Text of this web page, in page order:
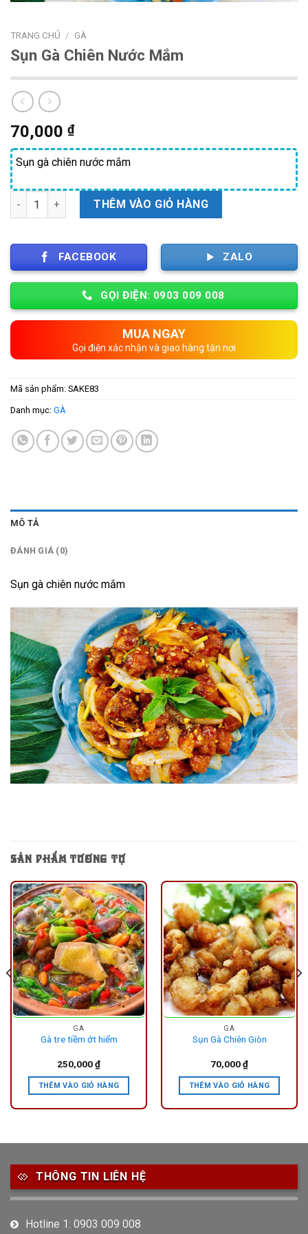
TRANG CHỦ / GÀ
Sụn Gà Chiên Nước Mắm
70,000 ₫
Sụn gà chiên nước mắm
Số lượng THÊM VÀO GIỎ HÀNG
FACEBOOK ZALO
GỌI ĐIỆN: 0903 009 008
MUA NGAY
Gọi điện xác nhận và giao hàng tận nơi
Mã sản phẩm: SAKE83
Danh mục: GÀ
MÔ TẢ
ĐÁNH GIÁ (0)
Sụn gà chiên nước mắm
SẢN PHẨM TƯƠNG TỰ
GÀ
Gà tre tiềm ớt hiểm
250,000₫
THÊM VÀO GIỎ HÀNG
GÀ
Sụn Gà Chiên Giòn
70,000₫
THÊM VÀO GIỎ HÀNG
THÔNG TIN LIÊN HỆ
Hotline 1: 0903 009 008